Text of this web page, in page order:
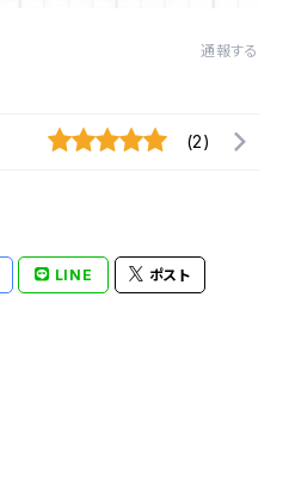
通報する
(2)
LINE ポスト